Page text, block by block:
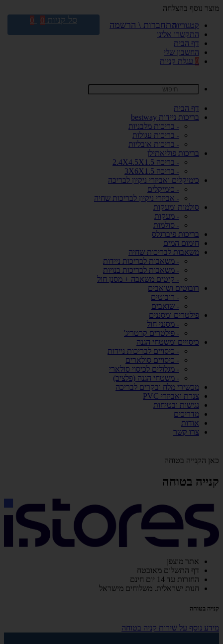
מוצר נוסף בהצלחה
קטגוריות
התקשרו אלינו
דף הבית
החשבון שלי
0 עגלת קניות
דף הבית
בריכות ניידות bestway
- בריכות מלבניות
- בריכות עגולות
- בריכות אובליות
בריכות פוליאתילן
- בריכה 2.4X4.5X1.5
- בריכה 3X6X1.5
כימיקלים ואביזרי ניקיון לבריכה
- כימיקלים
- אביזרי ניקיון לבריכות שחיה
סולמות ומעקות
- מעקות
- סולמות
בריכות פיברגלס
חימום המים
משאבות לבריכות שחיה
- משאבות לבריכות ניידות
- משאבות לבריכות בנויות
- קיטים משאבה + מסנן חול
רובוטים ושואבים
- רובוטים
- שואבים
פילטרים ומסננים
- מסנני חול
- פילטרים קרטריג'
כיסויים ומשטחי הגנה
- כיסויים לבריכות ניידות
- כיסויים סולארים
- מגלולים לכיסוי סולארי
- משטחי הגנה (פלציב)
מכשירי מלח ובקרים לבריכה
צנרת ואביזרי PVC
נגישות ובטיחות
מדריכים
אודות
צרו קשר
כאן הקנייה בטוחה
קנייה בטוחה
אתר מוצפן
דף התשלום מאובטח
החזרות עד 14 יום חינם
חנות ישראלית. משלוחים מישראל
קנייה בטוחה
מידע נוסף על שירות קניה בטוחה
התחברות \ הרשמה סל קניות 0
0